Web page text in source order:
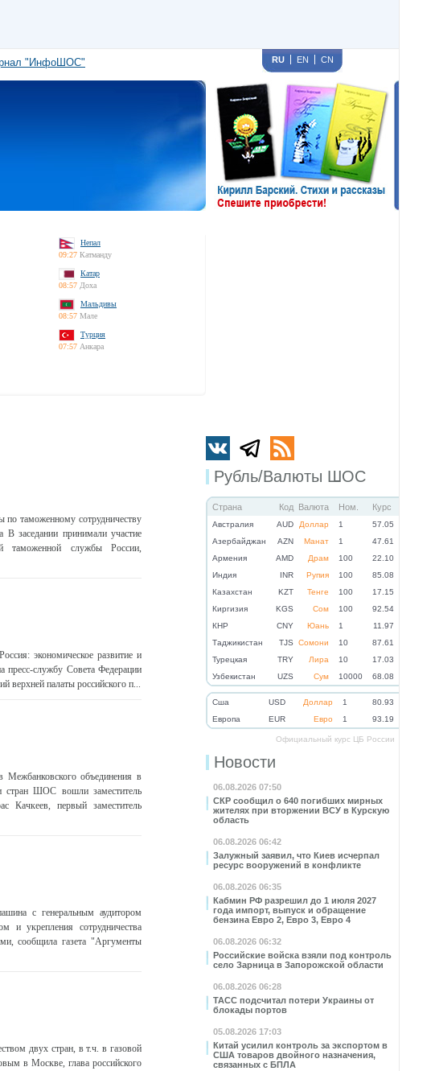
"ИнфоШОС" RU EN CN
Непал
09:27 Катманду
Катар
08:57 Доха
Мальдивы
08:57 Мале
Турция
07:57 Анкара
Рубль/Валюты ШОС
Страна Код Валюта Ном. Курс
Австралия AUD Доллар 1
57.05
Азербайджан
AZN Манат 1
47.61
Армения
AMD Драм 100
22.10
Индия
INR Рупия 100
85.08
Казахстан
KZT Тенге 100
17.15
Киргизия
KGS Сом 100
92.54
КНР
CNY Юань 1
11.97
Таджикистан
TJS Сомони 10
87.61
Турецкая
TRY Лира 10
17.03
Узбекистан
UZS Сум 10000 68.08
Cша USD Доллар 1
80.93
Eвропа
EUR Евро 1 93.19
Официальный курс ЦБ России
Новости
06.08.2026 07:50
СКР сообщил о 640 погибших мирных
жителях при вторжении ВСУ в Курскую
область
06.08.2026 06:42
Залужный заявил, что Киев исчерпал
ресурс вооружений в конфликте
06.08.2026 06:35
Кабмин РФ разрешил до 1 июля 2027
года импорт, выпуск и обращение
бензина Евро 2, Евро 3, Евро 4
06.08.2026 06:32
Российские войска взяли под контроль
село Зарница в Запорожской области
06.08.2026 06:28
ТАСС подсчитал потери Украины от
блокады портов
05.08.2026 17:03
Китай усилил контроль за экспортом в
США товаров двойного назначения,
связанных с БПЛА
по таможенному сотрудничеству
заседании принимали участие
таможенной службы России,
экономическое развитие и
пресс-службу Совета Федерации
верхней палаты российского п...
объединения в
стран ШОС вошли заместитель
Качкеев, первый заместитель
с генеральным аудитором
укрепления сотрудничества
сообщила газета "Аргументы
двух стран, в т.ч. в газовой
в Москве, глава российского